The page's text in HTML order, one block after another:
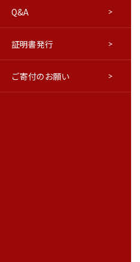
Q&A
証明書発行
ご寄付のお願い